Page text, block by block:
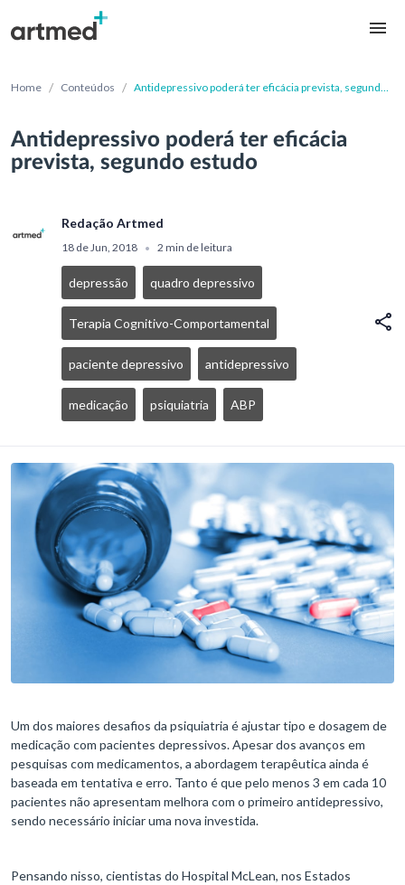
Home / Conteúdos / Antidepressivo poderá ter eficácia prevista, segundo
Antidepressivo poderá ter eficácia
prevista, segundo estudo
Redação Artmed
18 de Jun, 2018 • 2 min de leitura
depressão quadro depressivo
Terapia Cognitivo-Comportamental
paciente depressivo antidepressivo
medicação psiquiatria ABP
Um dos maiores desafios da psiquiatria é ajustar tipo e dosagem de
medicação com pacientes depressivos. Apesar dos avanços em
pesquisas com medicamentos, a abordagem terapêutica ainda é
baseada em tentativa e erro. Tanto é que pelo menos 3 em cada 10
pacientes não apresentam melhora com o primeiro antidepressivo,
sendo necessário iniciar uma nova investida.
Pensando nisso, cientistas do Hospital McLean, nos Estados